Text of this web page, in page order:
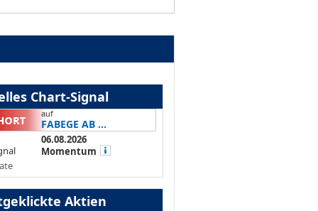
Chart-Signal
auf
FABEGE AB ...
06.08.2026
Momentum
Aktien